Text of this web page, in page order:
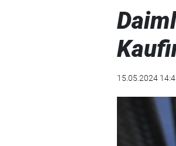
15.05.2024